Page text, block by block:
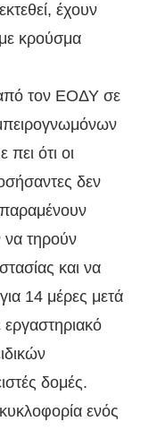
έχουν
κρούσμα
από τον ΕΟΔΥ σε
ότι οι
δεν
να τηρούν
και να
14 μέρες μετά
δομές.
ενός